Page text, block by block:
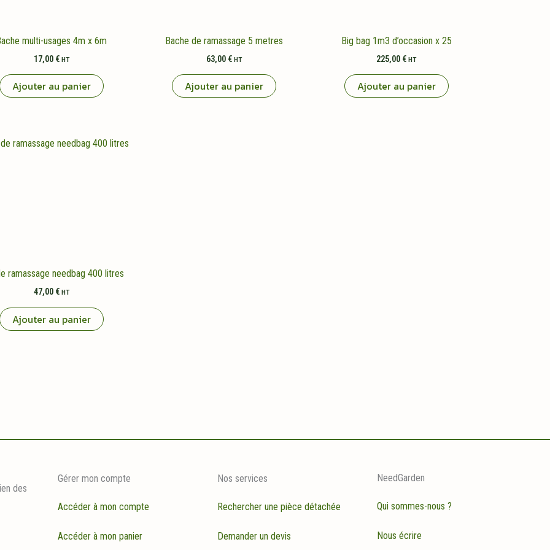
multi-usages 4m x 6m
17,00 € HT
Ajouter au panier
Bache de ramassage 5 metres
63,00 € HT
Ajouter au panier
Big bag 1m3 d’occasion x 25
225,00 € HT
Ajouter au panier
ramassage needbag 400 litres
47,00 € HT
Ajouter au panier
des
Gérer mon compte
Accéder à mon compte
Accéder à mon panier
Nos services
Rechercher une pièce détachée
Demander un devis
NeedGarden
Qui sommes-nous ?
Nous écrire